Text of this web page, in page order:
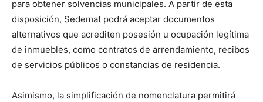
para obtener solvencias municipales. A partir de esta
disposición, Sedemat podrá aceptar documentos
alternativos que acrediten posesión u ocupación legítima
de inmuebles, como contratos de arrendamiento, recibos
de servicios públicos o constancias de residencia.
Asimismo, la simplificación de nomenclatura permitirá